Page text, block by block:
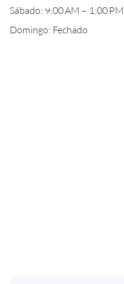
Sábado: 9:00 AM – 1:00 PM
Domingo: Fechado